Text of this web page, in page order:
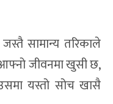
सामान्य तरिकाले
जीवनमा खुसी छ,
यस्तो सोच खासै